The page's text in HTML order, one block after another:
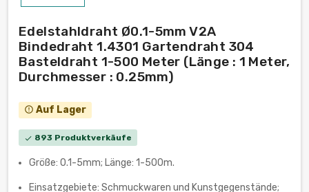
Edelstahldraht Ø0.1-5mm V2A
Bindedraht 1.4301 Gartendraht 304
Basteldraht 1-500 Meter (Länge : 1 Meter,
Durchmesser : 0.25mm)
error_outline Auf Lager
check 893 Produktverkäufe
Größe: 0.1-5mm; Länge: 1-500m.
Einsatzgebiete: Schmuckwaren und Kunstgegenstände;